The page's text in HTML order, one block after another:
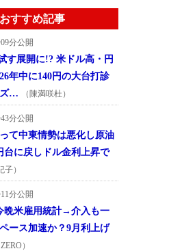
すすめ記事
分公開
す展開に!? 米ドル高・円
年中に140円の大台打診
ズ…
（陳満咲杜）
分公開
て中東情勢は悪化し原油
台に戻しドル金利上昇で
子）
分公開
晩米雇用統計→介入も一
ース加速か？9月利上げ
ZERO）